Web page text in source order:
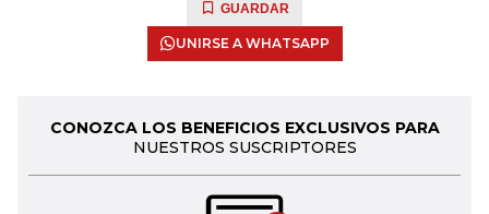
GUARDAR
UNIRSE A WHATSAPP
CONOZCA LOS BENEFICIOS EXCLUSIVOS PARA
NUESTROS SUSCRIPTORES